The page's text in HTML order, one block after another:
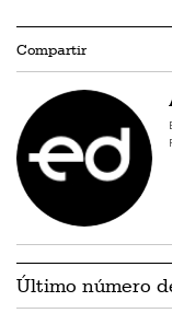
Compartir
Último número